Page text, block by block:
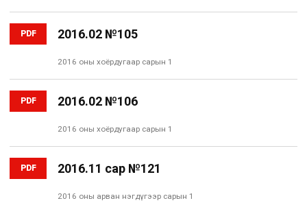
PDF 2016.02 №105
2016 оны хоёрдугаар сарын 1
PDF 2016.02 №106
2016 оны хоёрдугаар сарын 1
PDF 2016.11 сар №121
2016 оны арван нэгдүгээр сарын 1